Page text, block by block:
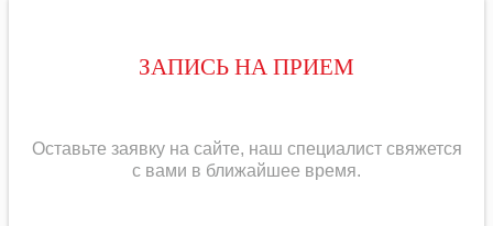
ЗАПИСЬ НА ПРИЕМ
Оставьте заявку на сайте, наш специалист свяжется
с вами в ближайшее время.